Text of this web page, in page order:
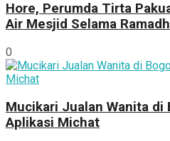
Hore, Perumda Tirta
Air Mesjid Selama
0
Mucikari Jualan Wanita di
Aplikasi Michat